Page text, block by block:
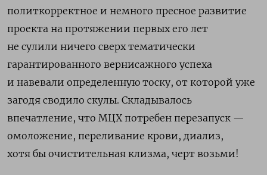
политкорректное и немного пресное развитие
проекта на протяжении первых его лет
не сулили ничего сверх тематически
гарантированного вернисажного успеха
и навевали определенную тоску, от которой уже
загодя сводило скулы. Складывалось
впечатление, что МЦХ потребен перезапуск —
омоложение, переливание крови, диализ,
хотя бы очистительная клизма, черт возьми!